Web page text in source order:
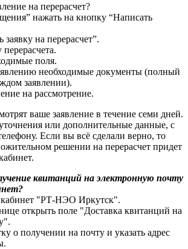
на перерасчет?
нажать на кнопку “Написать
на перерасчет”.
поля.
необходимые документы (полный
заявлении).
на рассмотрение.
ваше заявление в течение семи дней.
или дополнительные данные, с
Если вы всё сделали верно, то
решении на перерасчет придет
квитанций на электронную почту
"РТ-НЭО Иркутск".
открыть поле "Доставка квитанций на
о получении на почту и указать адрес